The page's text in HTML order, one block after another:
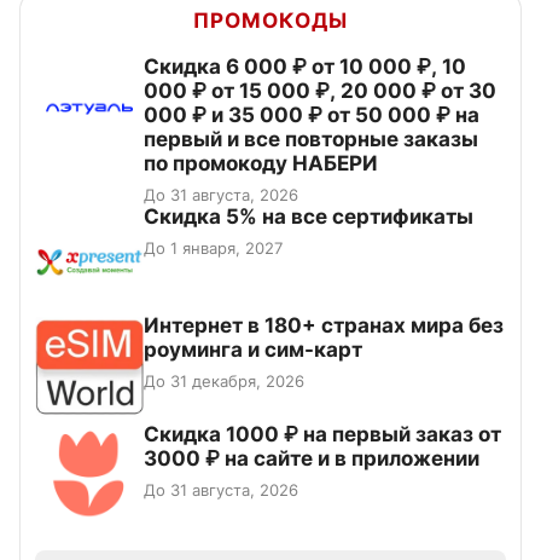
ПРОМОКОДЫ
Скидка 6 000 ₽ от 10 000 ₽, 10
000 ₽ от 15 000 ₽, 20 000 ₽ от 30
000 ₽ и 35 000 ₽ от 50 000 ₽ на
первый и все повторные заказы
по промокоду НАБЕРИ
До 31 августа, 2026
Скидка 5% на все сертификаты
До 1 января, 2027
Интернет в 180+ странах мира без
роуминга и сим-карт
До 31 декабря, 2026
Скидка 1000 ₽ на первый заказ от
3000 ₽ на сайте и в приложении
До 31 августа, 2026